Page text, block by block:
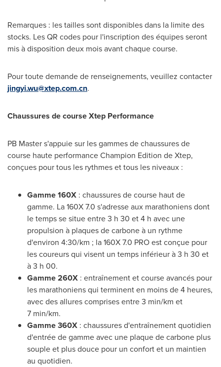
Remarques : les tailles sont disponibles dans la limite des
stocks. Les QR codes pour l'inscription des équipes seront
mis à disposition deux mois avant chaque course.
Pour toute demande de renseignements, veuillez contacter
jingyi.wu@xtep.com.cn.
Chaussures de course Xtep Performance
PB Master s'appuie sur les gammes de chaussures de
course haute performance Champion Edition de Xtep,
conçues pour tous les rythmes et tous les niveaux :
Gamme 160X : chaussures de course haut de
gamme. La 160X 7.0 s'adresse aux marathoniens dont
le temps se situe entre 3 h 30 et 4 h avec une
propulsion à plaques de carbone à un rythme
d'environ 4:30/km ; la 160X 7.0 PRO est conçue pour
les coureurs qui visent un temps inférieur à 3 h 30 et
à 3 h 00.
Gamme 260X : entraînement et course avancés pour
les marathoniens qui terminent en moins de 4 heures,
avec des allures comprises entre 3 min/km et
7 min/km.
Gamme 360X : chaussures d'entraînement quotidien
d'entrée de gamme avec une plaque de carbone plus
souple et plus douce pour un confort et un maintien
au quotidien.